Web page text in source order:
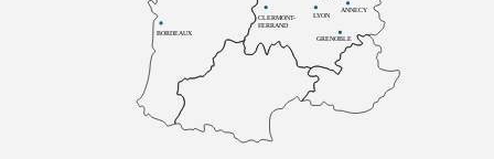
BORDEAUX
CLERMONT-
FERRAND
LYON
ANNECY
GRENOBLE